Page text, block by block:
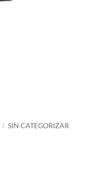
/ SIN CATEGORIZAR